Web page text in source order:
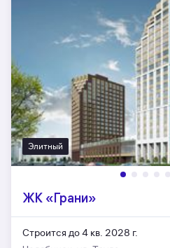
Элитный
ЖК «Грани»
Строится до 4 кв. 2028 г.